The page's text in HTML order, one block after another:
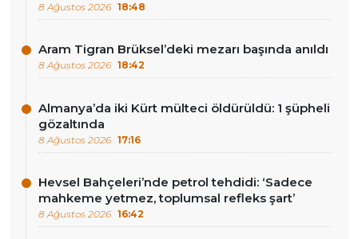
8 Ağustos 2026 18:48
Aram Tigran Brüksel’deki mezarı başında anıldı
8 Ağustos 2026 18:42
Almanya’da iki Kürt mülteci öldürüldü: 1 şüpheli
gözaltında
8 Ağustos 2026 17:16
Hevsel Bahçeleri’nde petrol tehdidi: ‘Sadece
mahkeme yetmez, toplumsal refleks şart’
8 Ağustos 2026 16:42